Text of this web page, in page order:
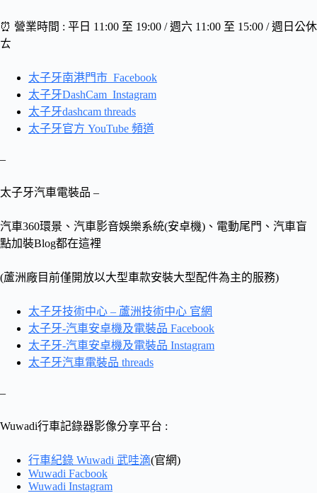
⏰ 營業時間 : 平日 11:00 至 19:00 / 週六 11:00 至 15:00 / 週日公休
ㄊ
太子牙南港門市 Facebook
太子牙DashCam Instagram
太子牙dashcam threads
太子牙官方 YouTube 頻道
–
太子牙汽車電裝品 –
汽車360環景、汽車影音娛樂系統(安卓機)、電動尾門、汽車盲
點加裝Blog都在這裡
(蘆洲廠目前僅開放以大型車款安裝大型配件為主的服務)
太子牙技術中心 – 蘆洲技術中心 官網
太子牙-汽車安卓機及電裝品 Facebook
太子牙-汽車安卓機及電裝品 Instagram
太子牙汽車電裝品 threads
–
Wuwadi行車記錄器影像分享平台 :
行車紀錄 Wuwadi 武哇滴(官網)
Wuwadi Facbook
Wuwadi Instagram